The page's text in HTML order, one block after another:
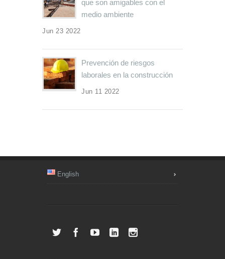
que son amigables con el
medio ambiente
Jun 23 2022
Prevención de riesgos
laborales en la construcción
Jun 11 2022
English